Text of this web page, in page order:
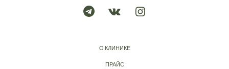
О КЛИНИКЕ
ПРАЙС